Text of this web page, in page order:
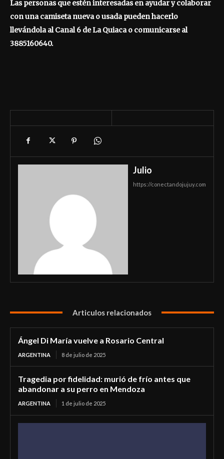
Las personas que estén interesadas en ayudar y colaborar
con una camiseta nueva o usada pueden hacerlo
llevándola al Canal 6 de La Quiaca o comunicarse al
3885160640.
Julio
https://conectandojujuy.com
Articulos relacionados
Ángel Di María vuelve a Rosario Central
ARGENTINA 8 de julio de 2025
Tragedia por fidelidad: murió de frío antes que
abandonar a su perro en Mendoza
ARGENTINA 1 de julio de 2025